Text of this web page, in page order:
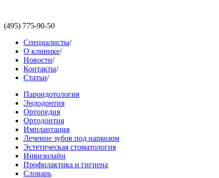
(495) 775-90-50
Специалисты/
О клинике/
Новости/
Контакты/
Статьи/
Парондотология
Эндодонтия
Ортопедия
Ортодонтия
Имплантация
Лечение зубов под наркозом
Эстетическая стоматология
Инвизилайн
Профилактика и гигиена
Словарь